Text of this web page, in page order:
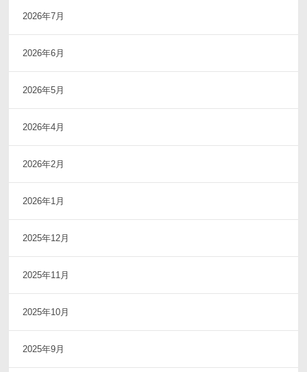
2026年7月
2026年6月
2026年5月
2026年4月
2026年2月
2026年1月
2025年12月
2025年11月
2025年10月
2025年9月